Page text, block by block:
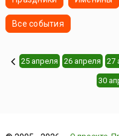
Все события
25 апреля 26 апреля 27
30